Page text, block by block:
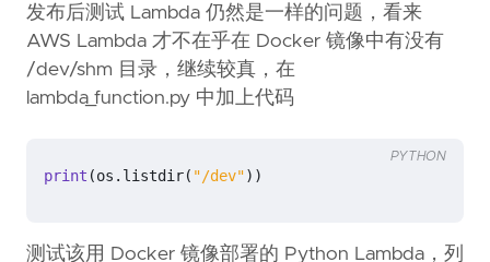
发布后测试 Lambda 仍然是一样的问题，看来
AWS Lambda 才不在乎在 Docker 镜像中有没有
/dev/shm 目录，继续较真，在
lambda_function.py 中加上代码
print (os . listdir( "/dev"))
PYTHON
测试该用 Docker 镜像部署的 Python Lambda，列